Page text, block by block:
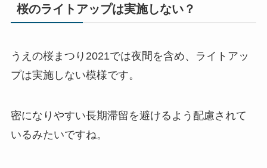
桜のライトアップは実施しない？
うえの桜まつり2021では夜間を含め、ライトアッ
プは実施しない模様です。
密になりやすい長期滞留を避けるよう配慮されて
いるみたいですね。